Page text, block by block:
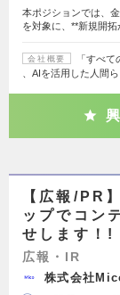
本ポジションでは、
を対象に、**新規開
会社概要
「すべ
、AIを活用した人間
【広報/PR
ップでコン
せします！!
広報・IR
株式会社